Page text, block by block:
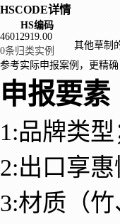
HSCODE详情
HS编码
46012919.00
0条归类实例
其他草制
参考实际申报案例，更精确
申报要素
1:品牌类型
2:出口享惠
3:材质（竹